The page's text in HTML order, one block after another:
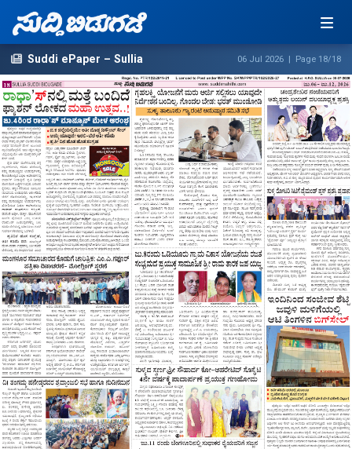
Suddi ePaper – Sullia 06 Jul 2026 | Page 18/18